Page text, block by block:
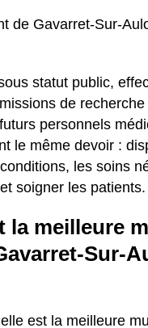
de Gavarret-Sur-
statut public,
de
personnels
le même devoir :
les soins
soigner les patients.
la meilleure
Sur-
est la meilleure